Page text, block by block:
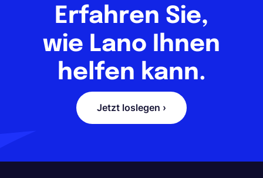
Erfahren Sie,
wie Lano Ihnen
helfen kann.
Jetzt loslegen ›